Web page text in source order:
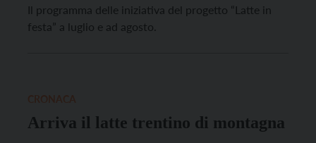
Il programma delle iniziativa del progetto “Latte in
festa” a luglio e ad agosto.
Arriva il latte trentino di montagna